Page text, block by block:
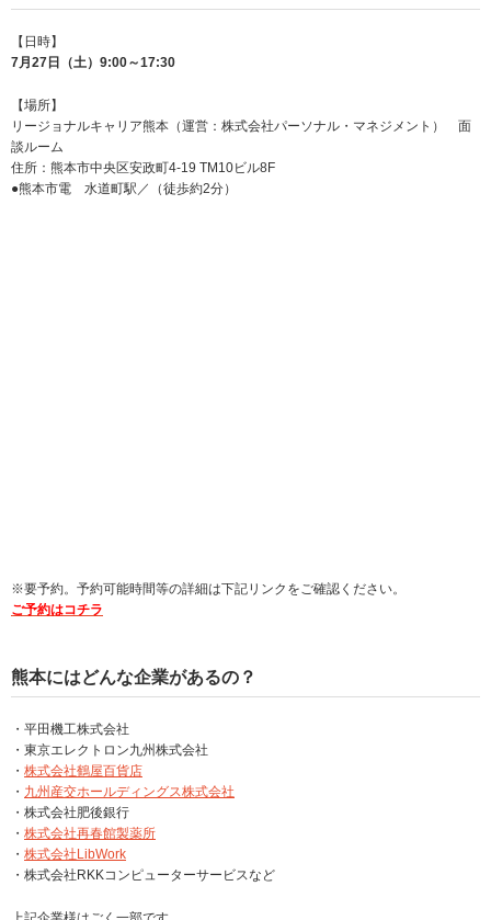
【日時】
7月27日（土）9:00～17:30
【場所】
リージョナルキャリア熊本（運営：株式会社パーソナル・マネジメント） 面
談ルーム
住所：熊本市中央区安政町4-19 TM10ビル8F
●熊本市電 水道町駅／（徒歩約2分）
※要予約。予約可能時間等の詳細は下記リンクをご確認ください。
ご予約はコチラ
熊本にはどんな企業があるの？
・平田機工株式会社
・東京エレクトロン九州株式会社
・ 株式会社鶴屋百貨店
・ 九州産交ホールディングス株式会社
・株式会社肥後銀行
・ 株式会社再春館製薬所
・ 株式会社LibWork
・株式会社RKKコンピューターサービスなど